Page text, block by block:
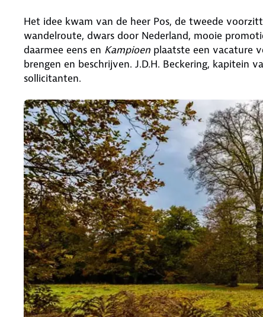
Het idee kwam van de heer Pos, de tweede
wandelroute, dwars door Nederland, mooie
daarmee eens en Kampioen plaatste een vacature
brengen en beschrijven. J.D.H. Beckering, kapitein
sollicitanten.